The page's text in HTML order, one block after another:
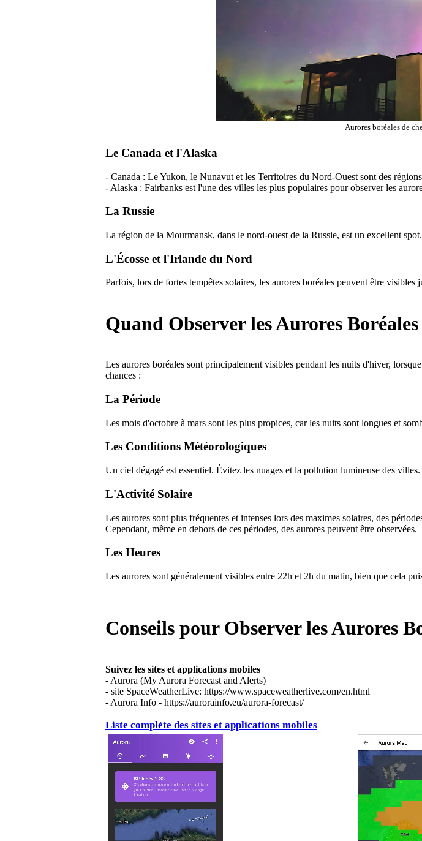
Aurores boréales de
Le Canada et l'Alaska
- Canada : Le Yukon, le Nunavut et les Territoires du Nord-Ouest sont des
- Alaska : Fairbanks est l'une des villes les plus populaires pour observer les
La Russie
La région de la Mourmansk, dans le nord-ouest de la Russie, est un excellent spot.
L'Écosse et l'Irlande du Nord
Parfois, lors de fortes tempêtes solaires, les aurores boréales peuvent être visibles
Quand Observer les Aurores Boréales
Les aurores boréales sont principalement visibles pendant les nuits d'hiver,
chances :
La Période
Les mois d'octobre à mars sont les plus propices, car les nuits sont longues et
Les Conditions Météorologiques
Un ciel dégagé est essentiel. Évitez les nuages et la pollution lumineuse des villes.
L'Activité Solaire
Les aurores sont plus fréquentes et intenses lors des maximes solaires, des
Cependant, même en dehors de ces périodes, des aurores peuvent être observées.
Les Heures
Les aurores sont généralement visibles entre 22h et 2h du matin, bien que cela
Conseils pour Observer les Aurores
Suivez les sites et applications mobiles
- Aurora (My Aurora Forecast and Alerts)
- site SpaceWeatherLive: https://www.spaceweatherlive.com/en.html
- Aurora Info - https://aurorainfo.eu/aurora-forecast/
Liste complète des sites et applications mobiles